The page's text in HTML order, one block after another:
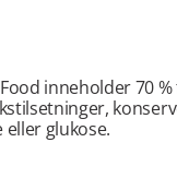
inneholder 70
glukose.